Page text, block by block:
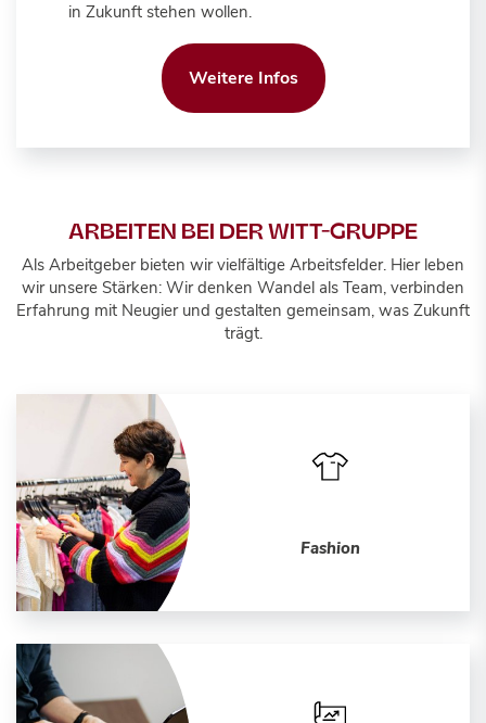
in Zukunft stehen wollen.
Weitere Infos
ARBEITEN BEI DER WITT-GRUPPE
Als Arbeitgeber bieten wir vielfältige Arbeitsfelder. Hier leben
wir unsere Stärken: Wir denken Wandel als Team, verbinden
Erfahrung mit Neugier und gestalten gemeinsam, was Zukunft
trägt.
Fashion